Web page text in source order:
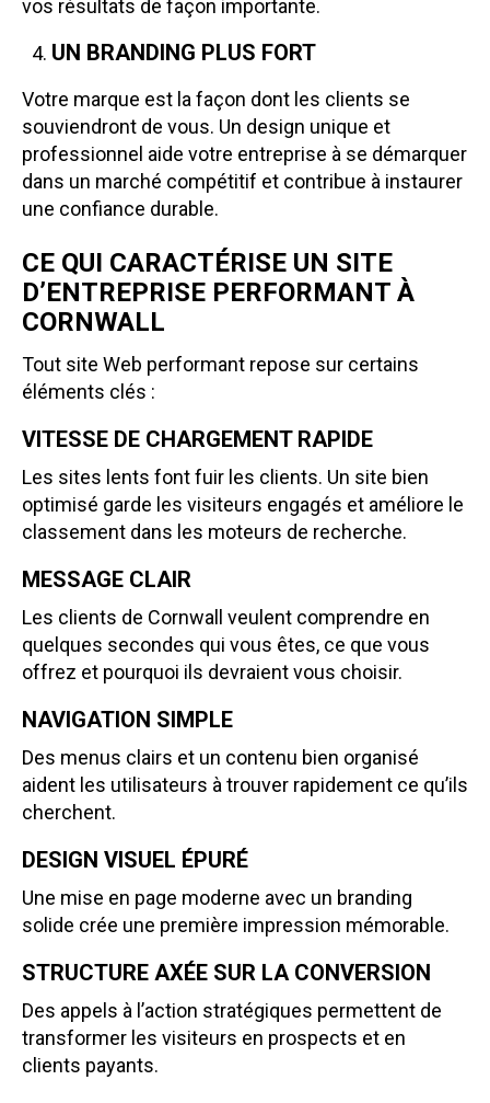
vos résultats de façon importante.
UN BRANDING PLUS FORT
Votre marque est la façon dont les clients se
souviendront de vous. Un design unique et
professionnel aide votre entreprise à se démarquer
dans un marché compétitif et contribue à instaurer
une confiance durable.
CE QUI CARACTÉRISE UN SITE
D’ENTREPRISE PERFORMANT À
CORNWALL
Tout site Web performant repose sur certains
éléments clés :
VITESSE DE CHARGEMENT RAPIDE
Les sites lents font fuir les clients. Un site bien
optimisé garde les visiteurs engagés et améliore le
classement dans les moteurs de recherche.
MESSAGE CLAIR
Les clients de Cornwall veulent comprendre en
quelques secondes qui vous êtes, ce que vous
offrez et pourquoi ils devraient vous choisir.
NAVIGATION SIMPLE
Des menus clairs et un contenu bien organisé
aident les utilisateurs à trouver rapidement ce qu’ils
cherchent.
DESIGN VISUEL ÉPURÉ
Une mise en page moderne avec un branding
solide crée une première impression mémorable.
STRUCTURE AXÉE SUR LA CONVERSION
Des appels à l’action stratégiques permettent de
transformer les visiteurs en prospects et en
clients payants.